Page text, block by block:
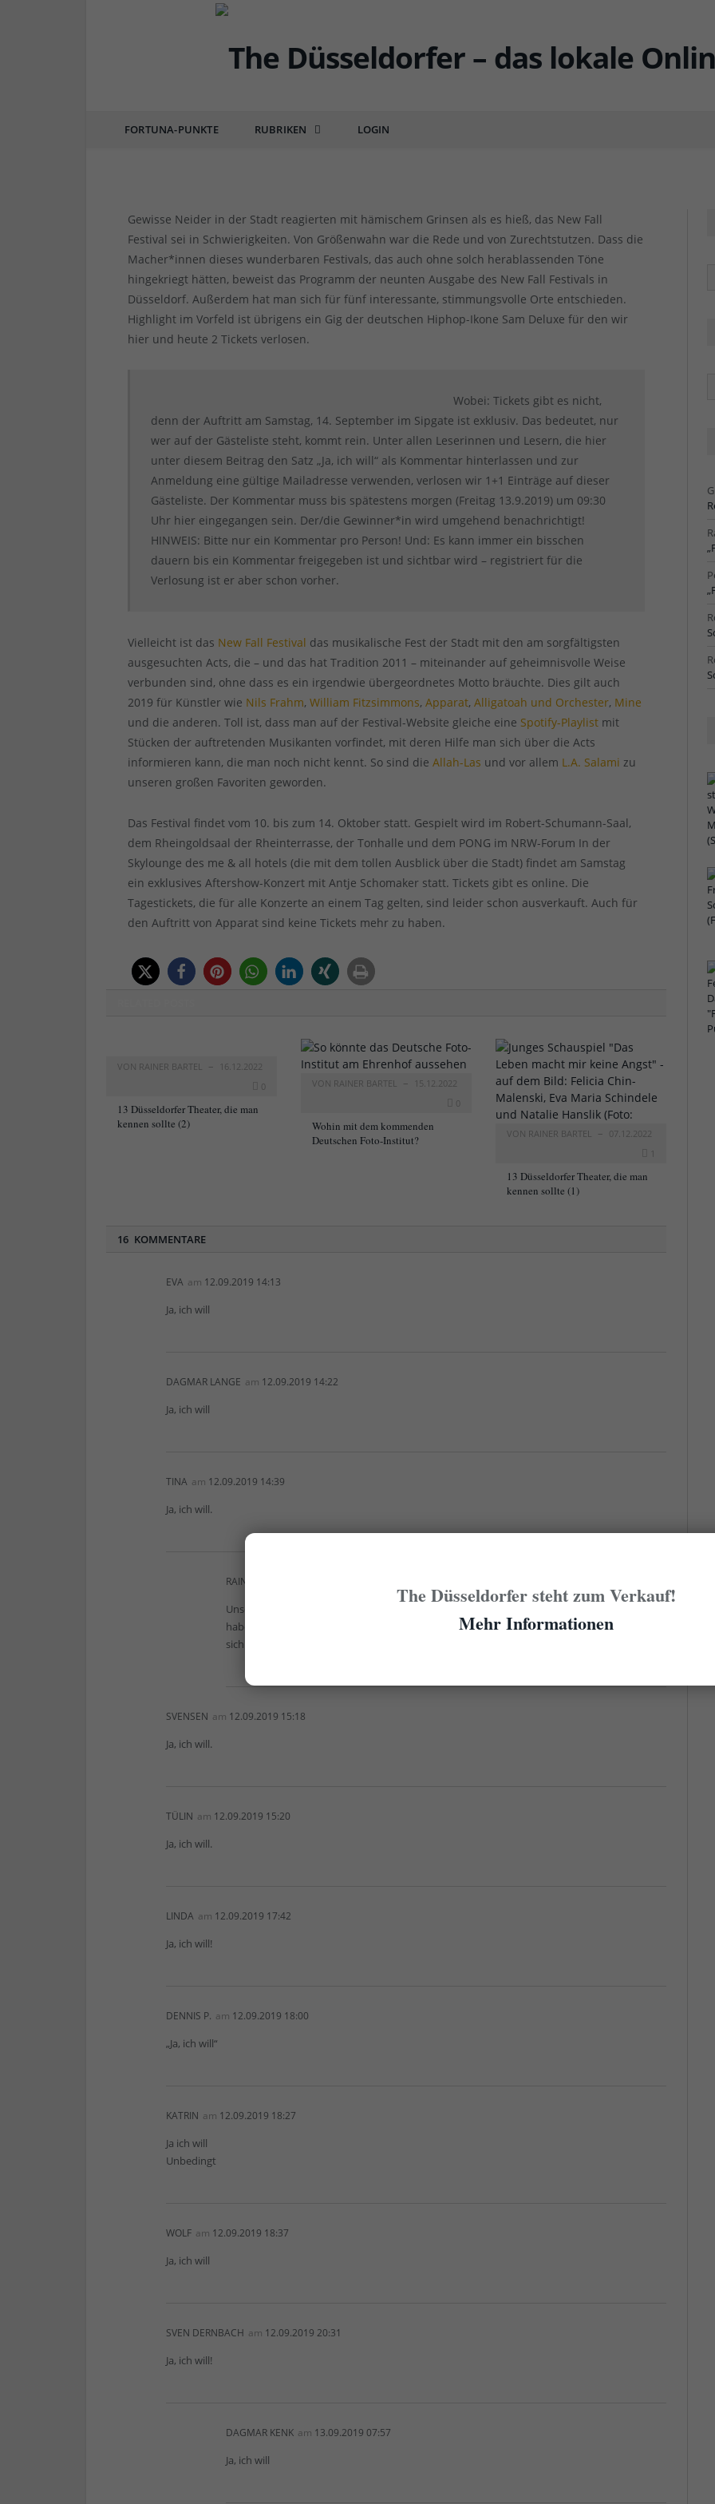
FORTUNA-PUNKTE RUBRIKEN LOGIN
DÜSSEL-FAVORITEN
Empfohlen: New Fall Festival 2019 – wunderbare
Gewisse Neider in der Stadt reagierten mit hämischem Grinsen als es hieß, das New Fall
Festival sei in Schwierigkeiten. Von Größenwahn war die Rede und von Zurechtstutzen. Dass die
Macher*innen dieses wunderbaren Festivals, das auch ohne solch herablassenden Töne
hingekriegt hätten, beweist das Programm der neunten Ausgabe des New Fall Festivals in
Düsseldorf. Außerdem hat man sich für fünf interessante, stimmungsvolle Orte entschieden.
Highlight im Vorfeld ist übrigens ein Gig der deutschen Hiphop-Ikone Sam Deluxe für den wir
hier und heute 2 Tickets verlosen.
Wobei: Tickets gibt es nicht,
denn der Auftritt am Samstag, 14. September im Sipgate ist exklusiv. Das bedeutet, nur
wer auf der Gästeliste steht, kommt rein. Unter allen Leserinnen und Lesern, die hier
unter diesem Beitrag den Satz „Ja, ich will“ als Kommentar hinterlassen und zur
Anmeldung eine gültige Mailadresse verwenden, verlosen wir 1+1 Einträge auf dieser
Gästeliste. Der Kommentar muss bis spätestens morgen (Freitag 13.9.2019) um 09:30
Uhr hier eingegangen sein. Der/die Gewinner*in wird umgehend benachrichtigt!
HINWEIS: Bitte nur ein Kommentar pro Person! Und: Es kann immer ein bisschen
dauern bis ein Kommentar freigegeben ist und sichtbar wird – registriert für die
Verlosung ist er aber schon vorher.
Vielleicht ist das New Fall Festival das musikalische Fest der Stadt mit den am sorgfältigsten
ausgesuchten Acts, die – und das hat Tradition 2011 – miteinander auf geheimnisvolle Weise
verbunden sind, ohne dass es ein irgendwie übergeordnetes Motto bräuchte. Dies gilt auch
2019 für Künstler wie Nils Frahm,William Fitzsimmons,Apparat,Alligatoah und Orchester, Mine
und die anderen. Toll ist, dass man auf der Festival-Website gleiche eine Spotify-Playlist mit
Stücken der auftretenden Musikanten vorfindet, mit deren Hilfe man sich über die Acts
informieren kann, die man noch nicht kennt. So sind dieAllah-Las und vor allem L.A. Salami zu
unseren großen Favoriten geworden.
Das Festival findet vom 10. bis zum 14. Oktober statt. Gespielt wird im Robert-Schumann-Saal,
dem Rheingoldsaal der Rheinterrasse, der Tonhalle und dem PONG im NRW-Forum In der
Skylounge des me & all hotels (die mit dem tollen Ausblick über die Stadt) findet am Samstag
ein exklusives Aftershow-Konzert mit Antje Schomaker statt. Tickets gibt es online. Die
Tagestickets, die für alle Konzerte an einem Tag gelten, sind leider schon ausverkauft. Auch für
den Auftritt von Apparat sind keine Tickets mehr zu haben.
VON RAINER BARTEL
16.12.2022
0
13 Düsseldorfer Theater, die man
kennen sollte (2)
VON RAINER BARTEL
15.12.2022
0
Wohin mit dem kommenden
Deutschen Foto-Institut?
VON RAINER BARTEL
07.12.2022
1
13 Düsseldorfer Theater, die man
kennen sollte (1)
16 KOMMENTARE
EVA am 12.09.2019 14:13
Ja, ich will
DAGMAR LANGE am 12.09.2019 14:22
Ja, ich will
TINA am 12.09.2019 14:39
Ja, ich will.
RAINER BARTEL
Unser unbestechliches Excel-Orakel hat gesprochen: Herzlichen Glückwunsch, Tina – Sie
haben gewonnen! Wir geben Ihre Mailadresse an die New-Fall-Festival-Menschen weiter, die
sich mit Ihnen in Verbindung setzen werden.
SVENSEN am 12.09.2019 15:18
Ja, ich will.
TÜLIN am 12.09.2019 15:20
Ja, ich will.
LINDA am 12.09.2019 17:42
Ja, ich will!
DENNIS P. am 12.09.2019 18:00
„Ja, ich will“
KATRIN am 12.09.2019 18:27
Ja ich will
Unbedingt
WOLF am 12.09.2019 18:37
Ja, ich will
SVEN DERNBACH am 12.09.2019 20:31
Ja, ich will!
DAGMAR KENK am 13.09.2019 07:57
Ja, ich will
The Düsseldorfer steht zum Verkauf!
Mehr Informationen